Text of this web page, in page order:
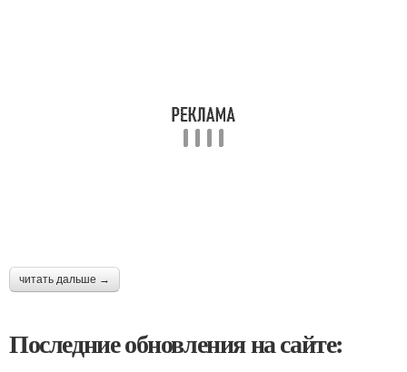
читать дальше →
Последние обновления на сайте: